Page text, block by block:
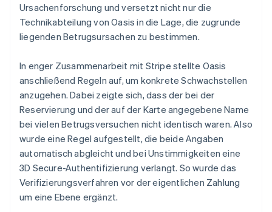
Ursachenforschung und versetzt nicht nur die
Technikabteilung von Oasis in die Lage, die zugrunde
liegenden Betrugsursachen zu bestimmen.
In enger Zusammenarbeit mit Stripe stellte Oasis
anschließend Regeln auf, um konkrete Schwachstellen
anzugehen. Dabei zeigte sich, dass der bei der
Reservierung und der auf der Karte angegebene Name
bei vielen Betrugsversuchen nicht identisch waren. Also
wurde eine Regel aufgestellt, die beide Angaben
automatisch abgleicht und bei Unstimmigkeiten eine
3D Secure-Authentifizierung verlangt. So wurde das
Verifizierungsverfahren vor der eigentlichen Zahlung
um eine Ebene ergänzt.